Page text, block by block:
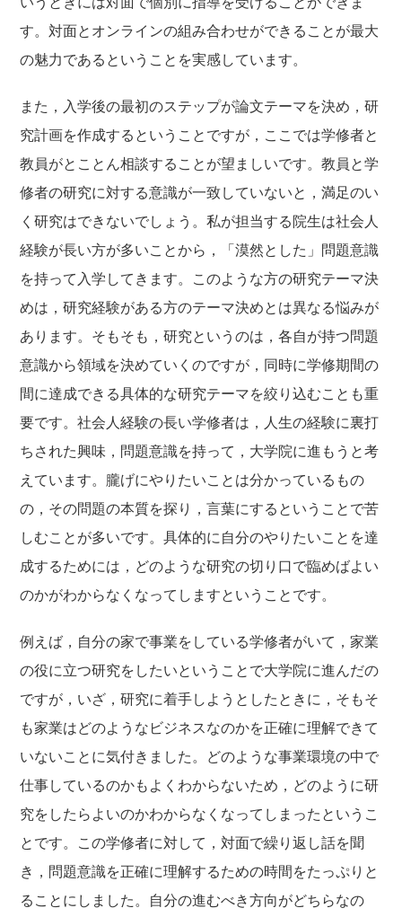
す。対面とオンラインの組み合わせができることが最大
の魅力であるということを実感しています。
また，入学後の最初のステップが論文テーマを決め，研
究計画を作成するということですが，ここでは学修者と
教員がとことん相談することが望ましいです。教員と学
修者の研究に対する意識が一致していないと，満足のい
く研究はできないでしょう。私が担当する院生は社会人
経験が長い方が多いことから，「漠然とした」問題意識
を持って入学してきます。このような方の研究テーマ決
めは，研究経験がある方のテーマ決めとは異なる悩みが
あります。そもそも，研究というのは，各自が持つ問題
意識から領域を決めていくのですが，同時に学修期間の
間に達成できる具体的な研究テーマを絞り込むことも重
要です。社会人経験の長い学修者は，人生の経験に裏打
ちされた興味，問題意識を持って，大学院に進もうと考
えています。朧げにやりたいことは分かっているもの
の，その問題の本質を探り，言葉にするということで苦
しむことが多いです。具体的に自分のやりたいことを達
成するためには，どのような研究の切り口で臨めばよい
のかがわからなくなってしますということです。
例えば，自分の家で事業をしている学修者がいて，家業
の役に立つ研究をしたいということで大学院に進んだの
ですが，いざ，研究に着手しようとしたときに，そもそ
も家業はどのようなビジネスなのかを正確に理解できて
いないことに気付きました。どのような事業環境の中で
仕事しているのかもよくわからないため，どのように研
究をしたらよいのかわからなくなってしまったというこ
とです。この学修者に対して，対面で繰り返し話を聞
き，問題意識を正確に理解するための時間をたっぷりと
ることにしました。自分の進むべき方向がどちらなの